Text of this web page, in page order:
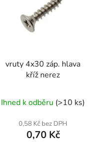
vruty 4x30 záp. hlava
kříž nerez
Ihned k odběru (>10 ks)
0,58 Kč bez DPH
0,70 Kč